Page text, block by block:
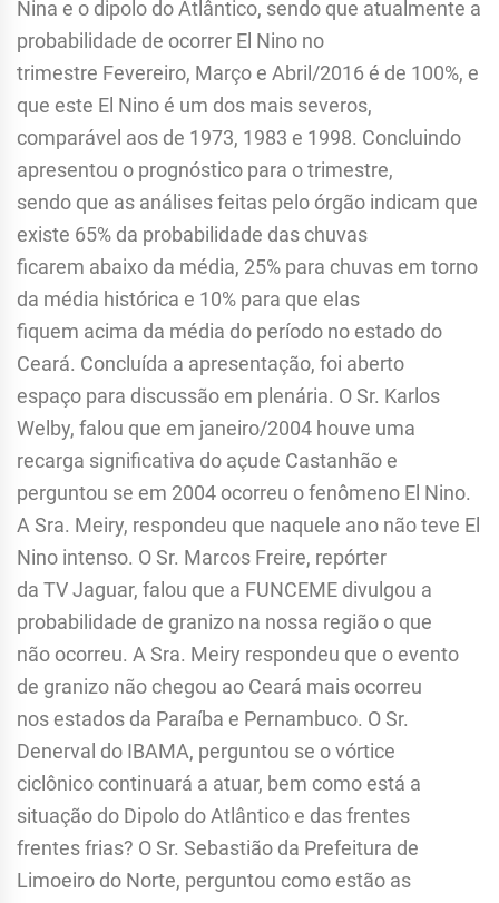
Nina e o dipolo do Atlântico, sendo que atualmente a
probabilidade de ocorrer El Nino no
trimestre Fevereiro, Março e Abril/2016 é de 100%, e
que este El Nino é um dos mais severos,
comparável aos de 1973, 1983 e 1998. Concluindo
apresentou o prognóstico para o trimestre,
sendo que as análises feitas pelo órgão indicam que
existe 65% da probabilidade das chuvas
ficarem abaixo da média, 25% para chuvas em torno
da média histórica e 10% para que elas
fiquem acima da média do período no estado do
Ceará. Concluída a apresentação, foi aberto
espaço para discussão em plenária. O Sr. Karlos
Welby, falou que em janeiro/2004 houve uma
recarga significativa do açude Castanhão e
perguntou se em 2004 ocorreu o fenômeno El Nino.
A Sra. Meiry, respondeu que naquele ano não teve El
Nino intenso. O Sr. Marcos Freire, repórter
da TV Jaguar, falou que a FUNCEME divulgou a
probabilidade de granizo na nossa região o que
não ocorreu. A Sra. Meiry respondeu que o evento
de granizo não chegou ao Ceará mais ocorreu
nos estados da Paraíba e Pernambuco. O Sr.
Denerval do IBAMA, perguntou se o vórtice
ciclônico continuará a atuar, bem como está a
situação do Dipolo do Atlântico e das frentes
frentes frias? O Sr. Sebastião da Prefeitura de
Limoeiro do Norte, perguntou como estão as